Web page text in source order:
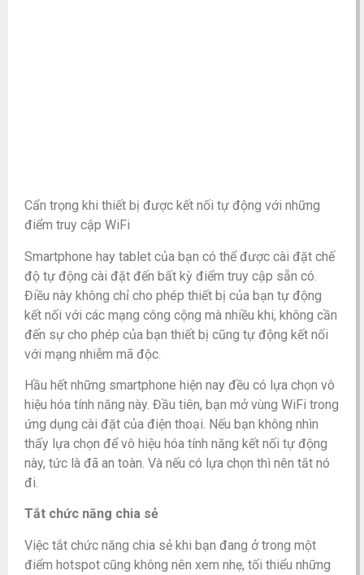
Cẩn trọng khi thiết bị được kết nối tự động với những
điểm truy cập WiFi
Smartphone hay tablet của bạn có thể được cài đặt chế
độ tự động cài đặt đến bất kỳ điểm truy cập sẵn có.
Điều này không chỉ cho phép thiết bị của bạn tự động
kết nối với các mạng công cộng mà nhiều khi, không cần
đến sự cho phép của bạn thiết bị cũng tự động kết nối
với mạng nhiễm mã độc.
Hầu hết những smartphone hiện nay đều có lựa chọn vô
hiệu hóa tính năng này. Đầu tiên, bạn mở vùng WiFi trong
ứng dụng cài đặt của điện thoại. Nếu bạn không nhìn
thấy lựa chọn để vô hiệu hóa tính năng kết nối tự động
này, tức là đã an toàn. Và nếu có lựa chọn thì nên tắt nó
đi.
Tắt chức năng chia sẻ
Việc tắt chức năng chia sẻ khi bạn đang ở trong một
điểm hotspot cũng không nên xem nhẹ, tối thiểu những